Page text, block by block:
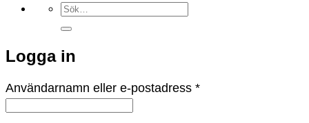
Sök
efter:
Logga in
Användarnamn eller e-postadress *Obligatoriskt